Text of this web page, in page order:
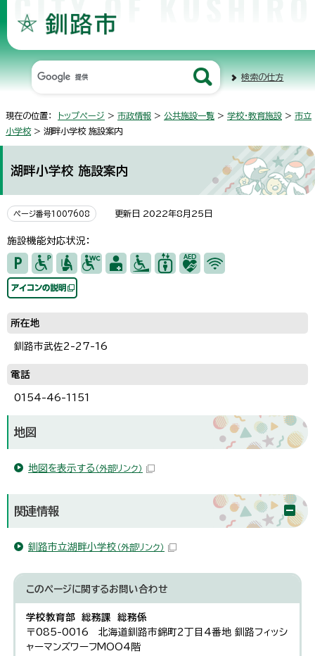
検索の仕方
現在の位置： トップページ > 市政情報 > 公共施設一覧 > 学校・教育施設 > 市立
小学校> 湖畔小学校 施設案内
湖畔小学校 施設案内
ページ番号1007608 更新日 2022年8月25日
施設機能対応状況：
所在地
釧路市武佐2-27-16
電話
0154-46-1151
地図
地図を表示する （外部リンク）
関連情報
釧路市立湖畔小学校 （外部リンク）
このページに関するお問い合わせ
学校教育部 総務課 総務係
〒085-0016 北海道釧路市錦町2丁目4番地 釧路フィッシ
ャーマンズワーフMOO4階